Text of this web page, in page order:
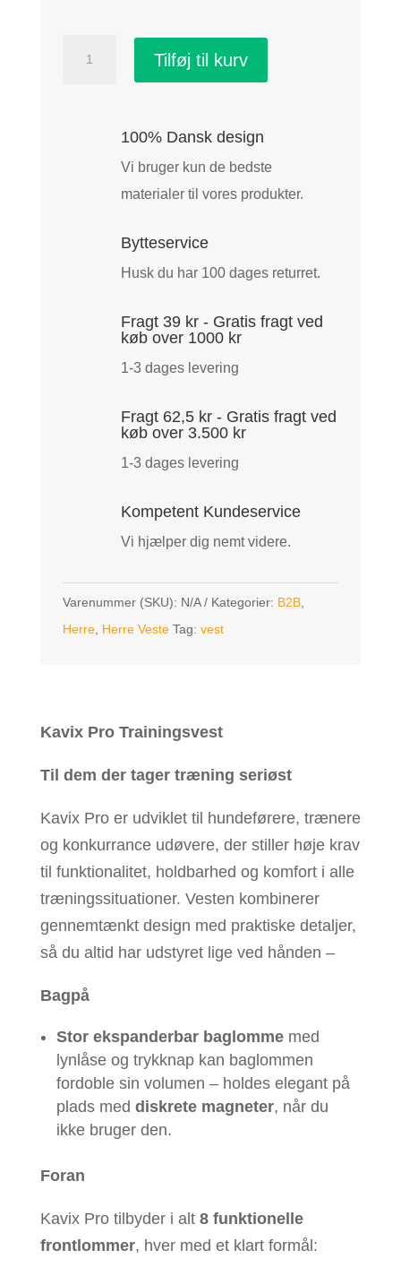
Tilføj til kurv
100% Dansk design
Vi bruger kun de bedste
materialer til vores produkter.
Bytteservice
Husk du har 100 dages returret.
Fragt 39 kr - Gratis fragt ved
køb over 1000 kr
1-3 dages levering
Fragt 62,5 kr - Gratis fragt ved
køb over 3.500 kr
1-3 dages levering
Kompetent Kundeservice
Vi hjælper dig nemt videre.
Varenummer (SKU): N/A Kategorier: B2B,
Herre, Herre Veste Tag: vest
Kavix Pro Trainingsvest
Til dem der tager træning seriøst
Kavix Pro er udviklet til hundeførere, trænere
og konkurrance udøvere, der stiller høje krav
til funktionalitet, holdbarhed og komfort i alle
træningssituationer. Vesten kombinerer
gennemtænkt design med praktiske detaljer,
så du altid har udstyret lige ved hånden –
Bagpå
Stor ekspanderbar baglommemed
lynlåse og trykknap kan baglommen
fordoble sin volumen – holdes elegant på
plads med diskrete magneter, når du
ikke bruger den.
Foran
Kavix Pro tilbyder i alt 8 funktionelle
frontlommer, hver med et klart formål: